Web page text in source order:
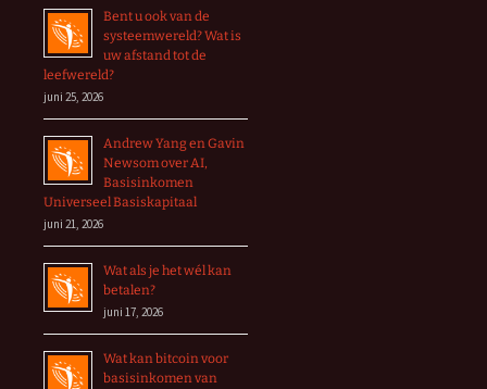
Bent u ook van de
systeemwereld? Wat is
uw afstand tot de
leefwereld?
juni 25, 2026
Andrew Yang en Gavin
Newsom over AI,
Basisinkomen
Universeel Basiskapitaal
juni 21, 2026
Wat als je het wél kan
betalen?
juni 17, 2026
Wat kan bitcoin voor
basisinkomen van